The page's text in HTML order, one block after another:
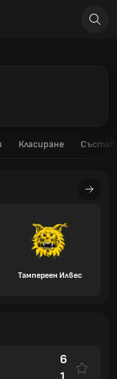
Класиране Състав
Тампереен Илвес
6